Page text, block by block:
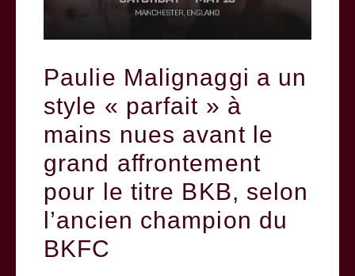
Paulie Malignaggi a un
style « parfait » à
mains nues avant le
grand affrontement
pour le titre BKB, selon
l’ancien champion du
BKFC